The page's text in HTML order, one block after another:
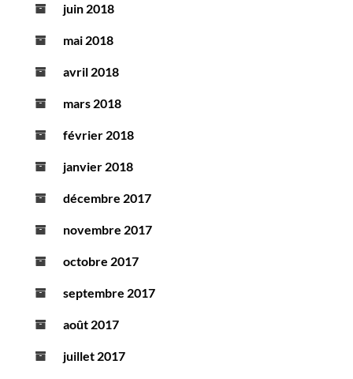
juin 2018
mai 2018
avril 2018
mars 2018
février 2018
janvier 2018
décembre 2017
novembre 2017
octobre 2017
septembre 2017
août 2017
juillet 2017